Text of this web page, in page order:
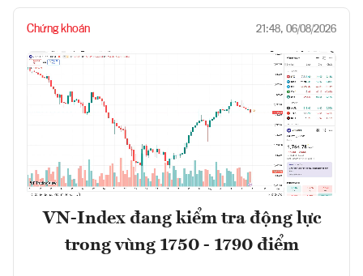
Chứng khoán 21:48, 06/08/2026
VN-Index đang kiểm tra động lực
trong vùng 1750 - 1790 điểm